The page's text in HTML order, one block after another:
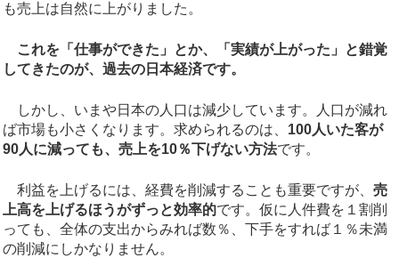
も売上は自然に上がりました。
これを「仕事ができた」とか、「実績が上がった」と錯覚
してきたのが、過去の日本経済です。
しかし、いまや日本の人口は減少しています。人口が減れ
ば市場も小さくなります。求められるのは、 100人いた客が
90人に減っても、売上を10％下げない方法です。
利益を上げるには、経費を削減することも重要ですが、 売
上高を上げるほうがずっと効率的です。仮に人件費を１割削
っても、全体の支出からみれば数％、下手をすれば１％未満
の削減にしかなりません。